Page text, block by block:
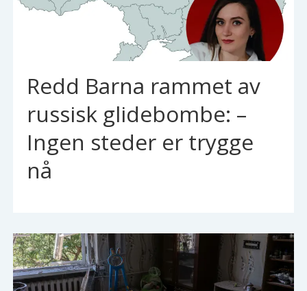
Redd Barna rammet av
russisk glidebombe: –
Ingen steder er trygge
nå